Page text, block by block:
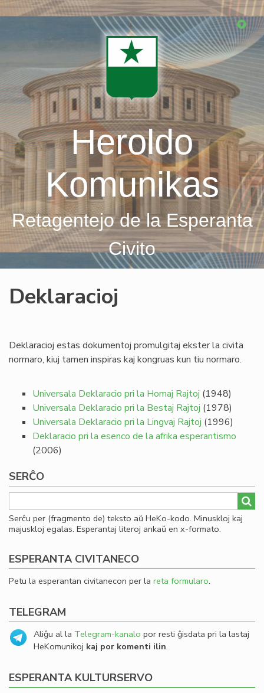
Skip
Heroldo
Komunikas
Retagentejo de la Esperanta
Civito
Deklaracioj
Deklaracioj estas dokumentoj promulgitaj ekster la civita
normaro, kiuj tamen inspiras kaj kongruas kun tiu normaro.
Universala Deklaracio pri la Homaj Rajtoj (1948)
Universala Deklaracio pri la Bestaj Rajtoj (1978)
Universala Deklaracio pri la Lingvaj Rajtoj (1996)
Deklaracio pri la esenco de la afrika esperantismo
(2006)
SERĈO
Serĉu per (fragmento de) teksto aŭ HeKo-kodo. Minuskloj kaj
majuskloj egalas. Esperantaj literoj ankaŭ en x-formato.
ESPERANTA CIVITANECO
Petu la esperantan civitanecon per la reta formularo.
TELEGRAM
Aliĝu al la Telegram-kanalo por resti ĝisdata pri la lastaj
HeKomunikoj kaj por komenti ilin.
ESPERANTA KULTURSERVO